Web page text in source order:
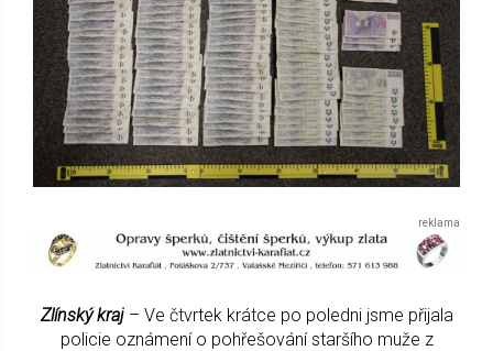
Zlínský kraj– Ve čtvrtek krátce po poledni jsme přijala
policie oznámení o pohřešování staršího muže z